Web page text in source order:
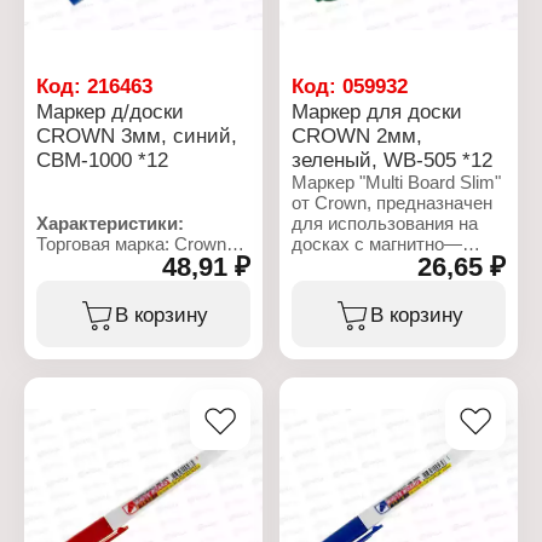
Код: 216463
Маркер д/доски
CROWN 3мм, синий,
СВМ-1000 *12
Характеристики:
Торговая марка: Crown
Артикул: СВМ-1000
Серия: "Multi Board"
Тип товара: Маркер
Назначение: для белой
пулевидный наконечник
Ширина линии: 3 мм
Основа чернил:
спиртовая
Материал корпуса:
48,91 ₽
В корзину
Код:059932
Маркер для доски
CROWN 2мм,
зеленый, WB-505 *12
Маркер "Multi Board Slim"
от Crown, предназначен
для использования на
досках с магнитно—
маркерной и на других
поверхностях (стекло,
фарфор, пленка и пр.).
строению пишущего узла
чернила дозированно
поверхность, не
вытекают из наконечника
и не образуют клякс.
Чернила на спиртовой
26,65 ₽
В корзину